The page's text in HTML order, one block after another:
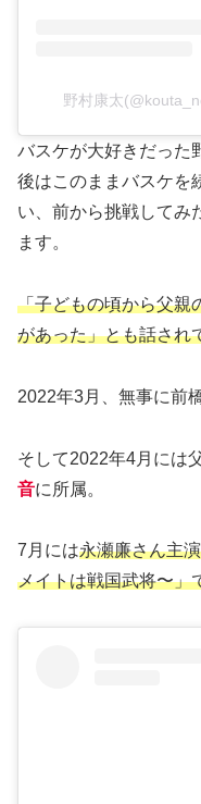
野村康太
バスケが大好きだった
後はこのままバスケを
い、前から挑戦してみ
ます。
「子どもの頃から父親
があった」とも話され
2022年3月、無事に前
そして2022年4月には
音に所属。
7月には永瀬廉さん主
メイトは戦国武将〜」